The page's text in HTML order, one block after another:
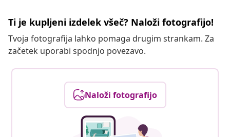
Ti je kupljeni izdelek všeč? Naloži fotografijo!
Tvoja fotografija lahko pomaga drugim strankam. Za
začetek uporabi spodnjo povezavo.
Naloži fotografijo